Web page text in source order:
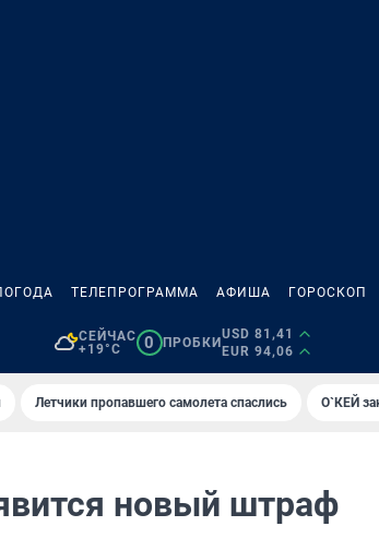
ТЕЛЕПРОГРАММА АФИША ГОРОСКОП
СЕЙЧАС
+19°C
0 ПРОБКИ
USD 81,41
EUR 94,06
Летчики пропавшего самолета спаслись О`КЕЙ
новый штраф